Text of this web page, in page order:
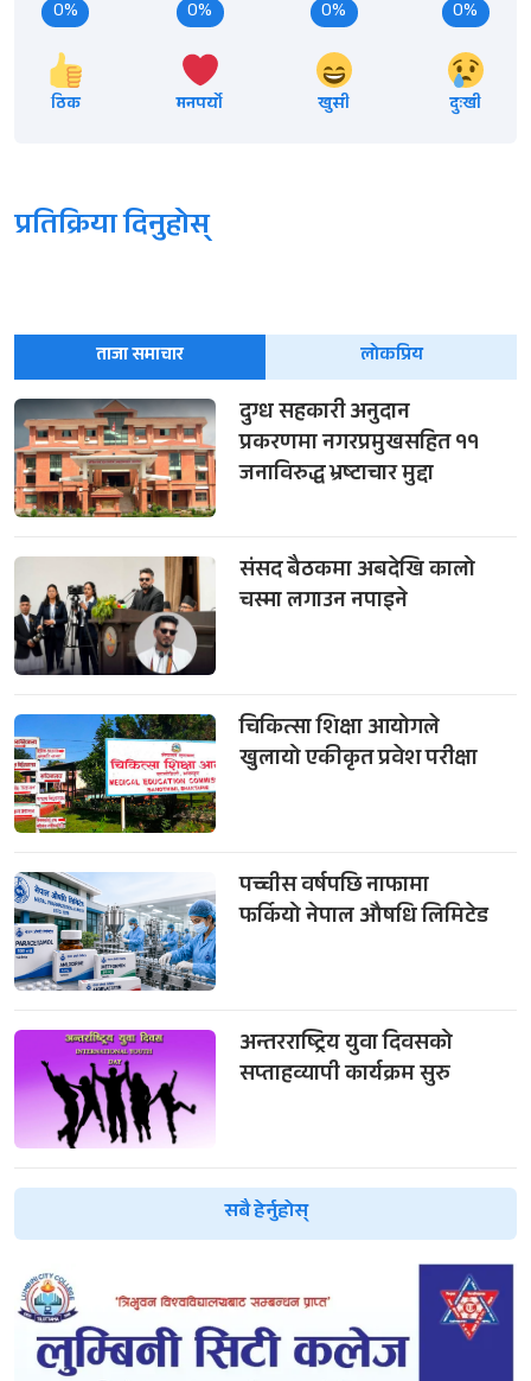
0%
ठिक
0%
मनपर्यो
0%
खुसी
0%
दुःखी
प्रतिक्रिया दिनुहोस्
ताजा समाचार लोकप्रिय
दुग्ध सहकारी अनुदान
प्रकरणमा नगरप्रमुखसहित ११
जनाविरुद्ध भ्रष्टाचार मुद्दा
संसद बैठकमा अबदेखि कालो
चस्मा लगाउन नपाइने
चिकित्सा शिक्षा आयोगले
खुलायो एकीकृत प्रवेश परीक्षा
पच्चीस वर्षपछि नाफामा
फर्कियो नेपाल औषधि लिमिटेड
अन्तरराष्ट्रिय युवा दिवसको
सप्ताहव्यापी कार्यक्रम सुरु
सबै हेर्नुहोस्